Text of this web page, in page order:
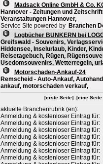
Madsack Online GmbH & Co.
Hannover - Zeitungen und
Veranstaltungen Hannover,
Service Site powered by Branchen
Logbücher BUNKERN bei
Greifswald - Souvenirs,
Hiddensee, Inselurlaub, Kinder,
Reisetagebuch, Rügen,
Usedomsouvenirs, Wetterregeln,
Motorschaden-Ankauf-24
Remscheid - Auto-Ankauf,
ankauf, motorschaden verkauf,
[erste Seite] [eine
aktuelle Branchenrubrik (en):
Anmeldung & kostenloser Eintrag für:
Anmeldung & kostenloser Eintrag für:
Anmeldung & kostenloser Eintrag für:
Anmeldung & kostenloser Eintrag für:
Anmeldung & kostenloser Eintrag für:
Anmeldung & kostenloser Eintrag für:
Anmeldung & kostenloser Eintrag für: